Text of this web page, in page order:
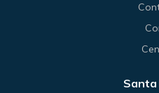
Santa